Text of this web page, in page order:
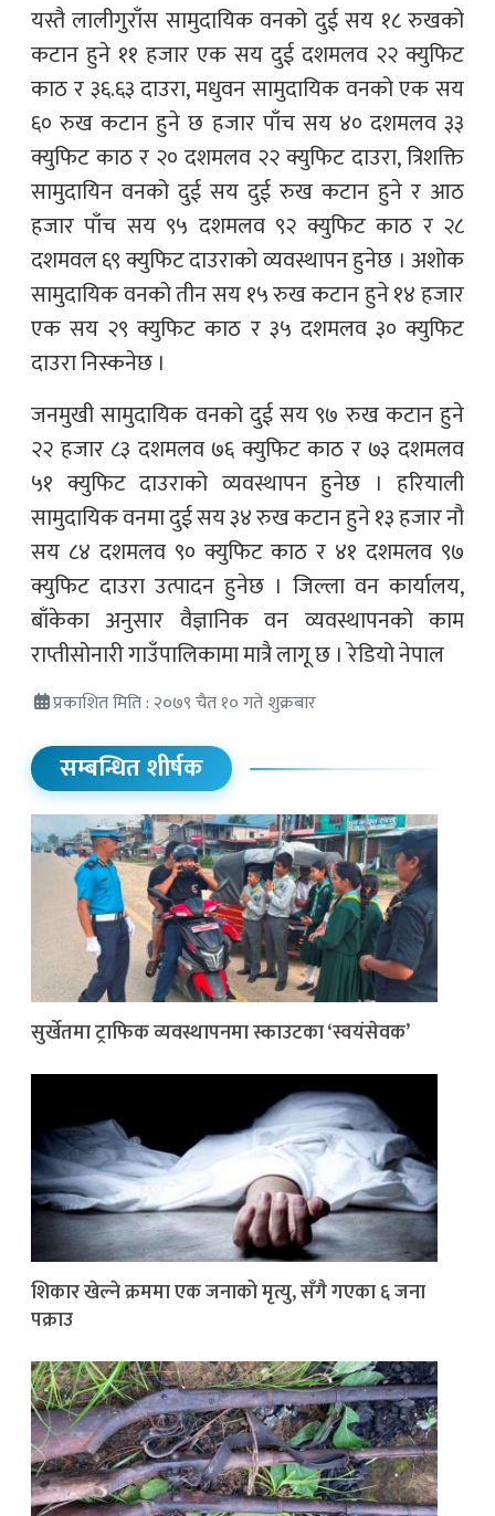
यस्तै लालीगुराँस सामुदायिक वनको दुई सय १८ रुखको
कटान हुने ११ हजार एक सय दुई दशमलव २२ क्युफिट
काठ र ३६.६३ दाउरा, मधुवन सामुदायिक वनको एक सय
६० रुख कटान हुने छ हजार पाँच सय ४० दशमलव ३३
क्युफिट काठ र २० दशमलव २२ क्युफिट दाउरा, त्रिशक्ति
सामुदायिन वनको दुई सय दुई रुख कटान हुने र आठ
हजार पाँच सय ९५ दशमलव ९२ क्युफिट काठ र २८
दशमवल ६९ क्युफिट दाउराको व्यवस्थापन हुनेछ । अशोक
सामुदायिक वनको तीन सय १५ रुख कटान हुने १४ हजार
एक सय २९ क्युफिट काठ र ३५ दशमलव ३० क्युफिट
दाउरा निस्कनेछ ।
जनमुखी सामुदायिक वनको दुई सय ९७ रुख कटान हुने
२२ हजार ८३ दशमलव ७६ क्युफिट काठ र ७३ दशमलव
५१ क्युफिट दाउराको व्यवस्थापन हुनेछ । हरियाली
सामुदायिक वनमा दुई सय ३४ रुख कटान हुने १३ हजार नौ
सय ८४ दशमलव ९० क्युफिट काठ र ४१ दशमलव ९७
क्युफिट दाउरा उत्पादन हुनेछ । जिल्ला वन कार्यालय,
बाँकेका अनुसार वैज्ञानिक वन व्यवस्थापनको काम
राप्तीसोनारी गाउँपालिकामा मात्रै लागू छ । रेडियो नेपाल
प्रकाशित मिति : २०७९ चैत १० गते शुक्रबार
सम्बन्धित शीर्षक
सुर्खेतमा ट्राफिक व्यवस्थापनमा स्काउटका ‘स्वयंसेवक’
शिकार खेल्ने क्रममा एक जनाको मृत्यु, सँगै गएका ६ जना
पक्राउ